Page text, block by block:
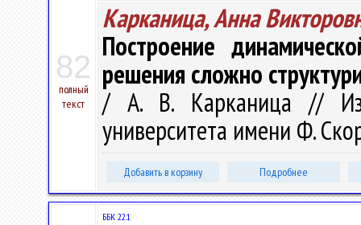
82
полный
текст
Карканица, Анна
Построение
решения сложно
/ А. В. Карканица //
университета имени Ф.
Добавить в корзину Подробнее
ББК 22.1